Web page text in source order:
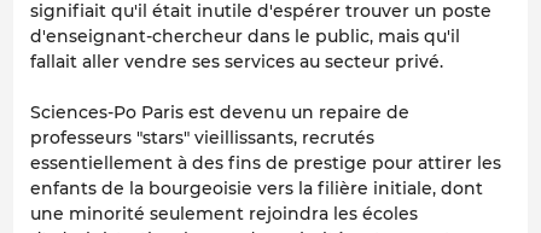
signifiait qu'il était inutile d'espérer trouver un poste
d'enseignant-chercheur dans le public, mais qu'il
fallait aller vendre ses services au secteur privé.
Sciences-Po Paris est devenu un repaire de
professeurs "stars" vieillissants, recrutés
essentiellement à des fins de prestige pour attirer les
enfants de la bourgeoisie vers la filière initiale, dont
une minorité seulement rejoindra les écoles